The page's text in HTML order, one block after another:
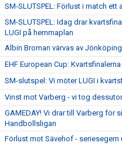
SM-SLUTSPEL: Förlust i match ett
SM-SLUTSPEL: Idag drar
LUGI på hemmaplan
Albin Broman värvas av
EHF European Cup:
SM-slutspel: Vi möter LUGI i
Vinst mot Varberg - vi tog
GAMEDAY! Vi drar till Varberg för
Handbollsligan
Förlust mot Sävehof - seriesegern